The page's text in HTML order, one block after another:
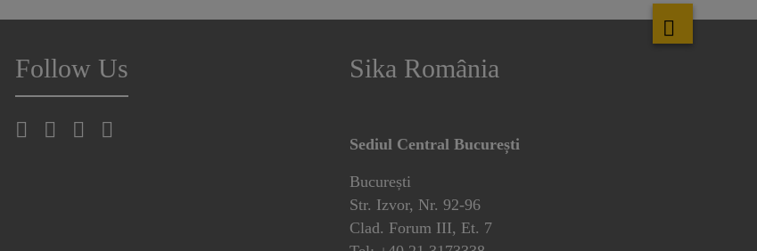
Follow Us Sika România
Sediul Central București
București
Str. Izvor, Nr. 92-96
Clad. Forum III, Et. 7